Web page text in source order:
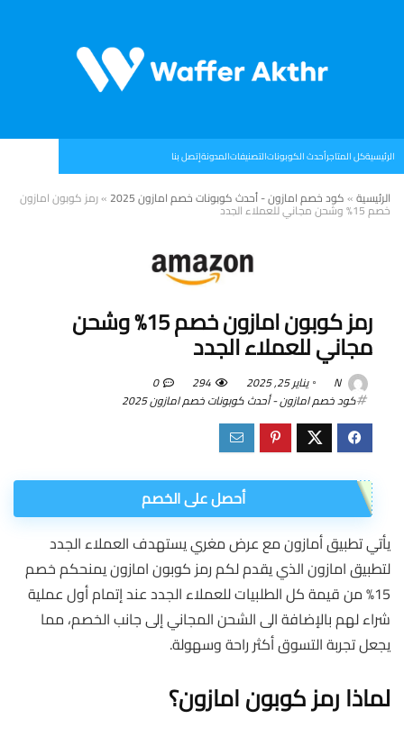
الرئيسيةكل المتاجرأحدث الكوبوناتالتصنيفاتالمدونةإتصل بنا
الرئيسية»كود خصم امازون - أحدث كوبونات خصم امازون 2025 »رمز كوبون امازون
خصم 15% وشحن مجاني للعملاء الجدد
رمز كوبون امازون خصم 15% وشحن
مجاني للعملاء الجدد
N يناير 25, 2025 294
0
كود خصم امازون - أحدث كوبونات خصم امازون 2025
أحصل على الخصم
يأتي تطبيق أمازون مع عرض مغري يستهدف العملاء الجدد
لتطبيق امازون الذي يقدم لكم رمز كوبون امازون يمنحكم خصم
15% من قيمة كل الطلبيات للعملاء الجدد عند إتمام أول عملية
شراء لهم بالإضافة الى الشحن المجاني إلى جانب الخصم، مما
يجعل تجربة التسوق أكثر راحة وسهولة.
لماذا رمز كوبون امازون؟